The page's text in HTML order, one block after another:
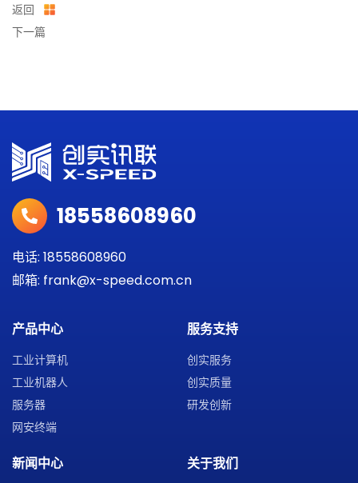
返回
下一篇
18558608960
电话: 18558608960
邮箱: frank@x-speed.com.cn
产品中心
工业计算机
工业机器人
服务器
网安终端
服务支持
创实服务
创实质量
研发创新
新闻中心 关于我们